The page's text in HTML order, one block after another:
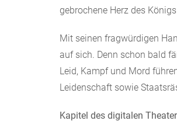
gebrochene Herz des
Mit seinen fragwürdigen
auf sich. Denn schon bald
Leid, Kampf und Mord
Leidenschaft sowie
Kapitel des digitalen